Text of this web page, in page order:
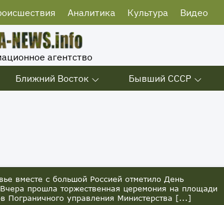
Аналитика Культура Видео
агентство
Ближний Восток Бывший СССР
вместе с большой Россией отметило День
прошла торжественная церемония на площади
Пограничного управления Министерства [...]